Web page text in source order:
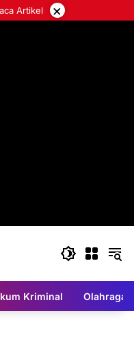
Artikel ×
Kriminal Olahraga